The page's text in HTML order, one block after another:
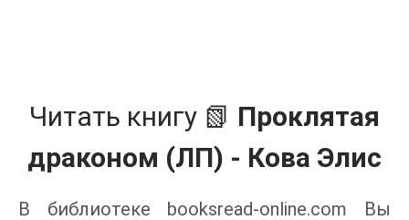
Читать книгу 📗 Проклятая
драконом (ЛП) - Кова Элис
В библиотеке booksread-online.com Вы